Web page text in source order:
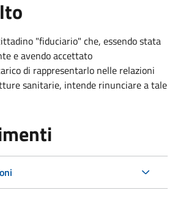
"fiduciario" che, essendo stata
e avendo accettato
di rappresentarlo nelle relazioni
sanitarie, intende rinunciare a tale